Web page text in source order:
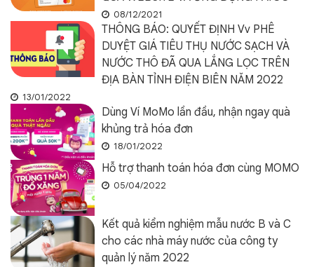
08/12/2021
THÔNG BÁO: QUYẾT ĐỊNH Vv PHÊ
DUYỆT GIÁ TIÊU THỤ NƯỚC SẠCH VÀ
NƯỚC THÔ ĐÃ QUA LẮNG LỌC TRÊN
ĐỊA BÀN TỈNH ĐIỆN BIÊN NĂM 2022
13/01/2022
Dùng Ví MoMo lần đầu, nhận ngay quà
khủng trả hóa đơn
18/01/2022
Hỗ trợ thanh toán hóa đơn cùng MOMO
05/04/2022
Kết quả kiểm nghiệm mẫu nước B và C
cho các nhà máy nước của công ty
quản lý năm 2022